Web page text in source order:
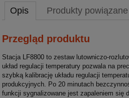
Opis Produkty powiązane
Przegląd produktu
Stacja LF8800 to zestaw lutowniczo-
układ regulacji temperatury pozwala na
szybką kalibrację układu regulacji
produkcyjnych. Po 20 minutach
funkcji sygnalizowane jest zapaleniem się